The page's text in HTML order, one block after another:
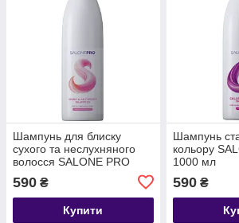
Шампунь для блиску
сухого та неслухняного
волосся SALONE PRO
590 ₴
Купити
Шампунь
кольору
1000 мл
590₴